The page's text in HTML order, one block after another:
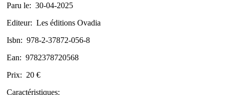
Paru le: 30-04-2025
Editeur: Les éditions Ovadia
Isbn: 978-2-37872-056-8
Ean: 9782378720568
Prix: 20 €
Caractéristiques: